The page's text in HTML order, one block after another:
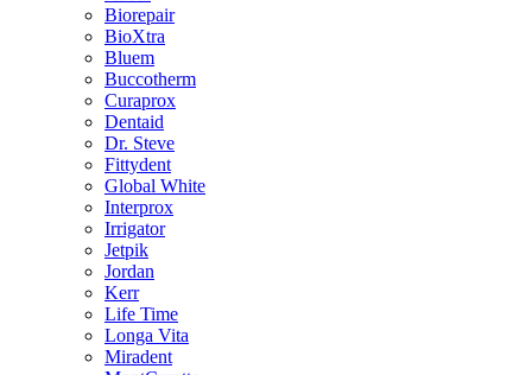
Biorepair
BioXtra
Bluem
Buccotherm
Curaprox
Dentaid
Dr. Steve
Fittydent
Global White
Interprox
Irrigator
Jetpik
Jordan
Kerr
Life Time
Longa Vita
Miradent